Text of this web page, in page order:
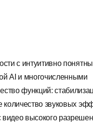
с интуитивно
AI и многочисленными
функций:
количество звуковых
высокого